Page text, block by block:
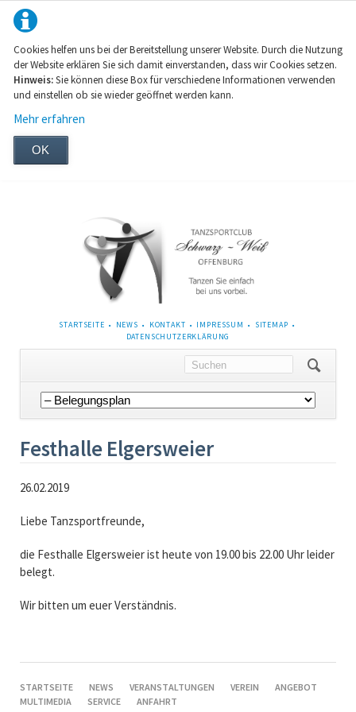
Cookies helfen uns bei der Bereitstellung unserer Website. Durch die Nutzung
der Website erklären Sie sich damit einverstanden, dass wir Cookies setzen.
Hinweis:Sie können diese Box für verschiedene Informationen verwenden
und einstellen ob sie wieder geöffnet werden kann.
Mehr erfahren
OK
NAVIGATION
STARTSEITE NEWS KONTAKT IMPRESSUM
SITEMAP
DATENSCHUTZERKLÄRUNG
Navigation
überspringen
Festhalle Elgersweier
26.02.2019
Liebe Tanzsportfreunde,
die Festhalle Elgersweier ist heute von 19.00 bis 22.00 Uhr leider
belegt.
Wir bitten um euer Verständnis.
NAVIGATION
ÜBERSPRINGEN
STARTSEITE NEWS VERANSTALTUNGEN VEREIN
ANGEBOT
MULTIMEDIA
SERVICE ANFAHRT